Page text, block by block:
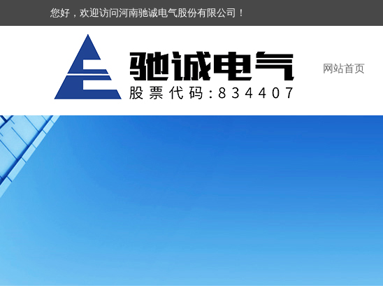
您好，欢迎访问河南驰诚电气股份有限公司！
网站首页